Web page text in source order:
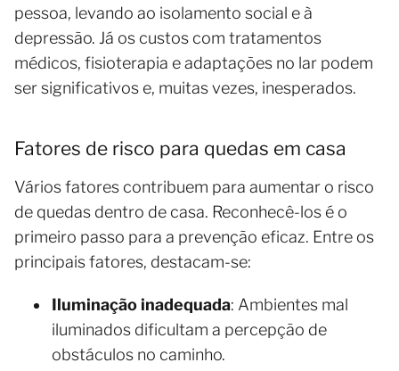
pessoa, levando ao isolamento social e à
depressão. Já os custos com tratamentos
médicos, fisioterapia e adaptações no lar podem
ser significativos e, muitas vezes, inesperados.
Fatores de risco para quedas em casa
Vários fatores contribuem para aumentar o risco
de quedas dentro de casa. Reconhecê-los é o
primeiro passo para a prevenção eficaz. Entre os
principais fatores, destacam-se:
Iluminação inadequada: Ambientes mal
iluminados dificultam a percepção de
obstáculos no caminho.